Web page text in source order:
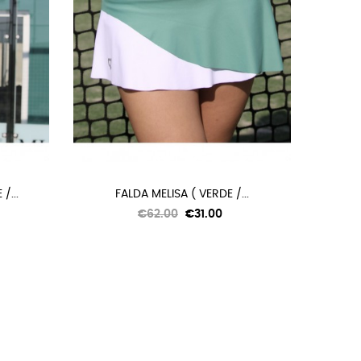
/...
FALDA MELISA ( VERDE /...
Regular
€62.00 Price
€31.00